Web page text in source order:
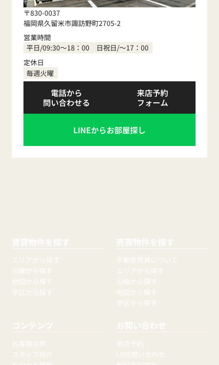
〒830-0037
福岡県久留米市諏訪野町2705-2
営業時間
平日/09:30～18：00 日祝日/～17：00
定休日
毎週火曜
電話から
問い合わせる
来店予約
フォーム
LINEからお部屋探し
賃貸物件を探す
エリアから探す
沿線から探す
地図から探す
学区から探す
売買物件を探す
不動産売買について
エリアから探す
沿線から探す
地図から探す
学区から探す
コンテンツ
お客様の声
スタッフ紹介
お問い合わせ
来店予約
LINE問い合わせ